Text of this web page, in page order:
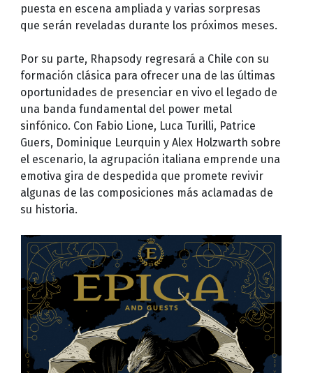
puesta en escena ampliada y varias sorpresas
que serán reveladas durante los próximos meses.
Por su parte, Rhapsody regresará a Chile con su
formación clásica para ofrecer una de las últimas
oportunidades de presenciar en vivo el legado de
una banda fundamental del power metal
sinfónico. Con Fabio Lione, Luca Turilli, Patrice
Guers, Dominique Leurquin y Alex Holzwarth sobre
el escenario, la agrupación italiana emprende una
emotiva gira de despedida que promete revivir
algunas de las composiciones más aclamadas de
su historia.